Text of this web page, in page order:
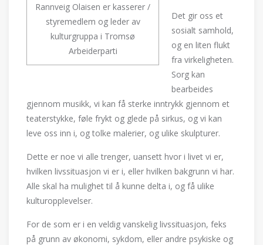
Rannveig Olaisen er kasserer /
styremedlem og leder av
kulturgruppa i Tromsø
Arbeiderparti
Det gir oss et
sosialt samhold,
og en liten flukt
fra virkeligheten.
Sorg kan
bearbeides
gjennom musikk, vi kan få sterke inntrykk gjennom et
teaterstykke, føle frykt og glede på sirkus, og vi kan
leve oss inn i, og tolke malerier, og ulike skulpturer.
Dette er noe vi alle trenger, uansett hvor i livet vi er,
hvilken livssituasjon vi er i, eller hvilken bakgrunn vi har.
Alle skal ha mulighet til å kunne delta i, og få ulike
kulturopplevelser.
For de som er i en veldig vanskelig livssituasjon, feks
på grunn av økonomi, sykdom, eller andre psykiske og